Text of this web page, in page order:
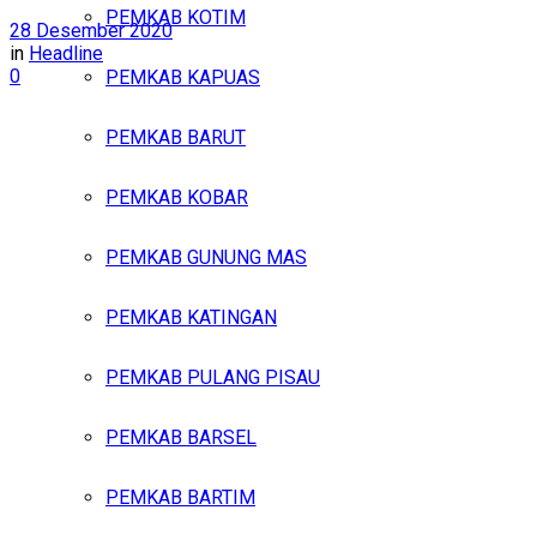
PEMKAB KOTIM
PEMKAB KAPUAS
PEMKAB BARUT
PEMKAB KOBAR
PEMKAB GUNUNG MAS
PEMKAB KATINGAN
PEMKAB PULANG PISAU
PEMKAB BARSEL
PEMKAB BARTIM
28 Desember 2020
in Headline
0